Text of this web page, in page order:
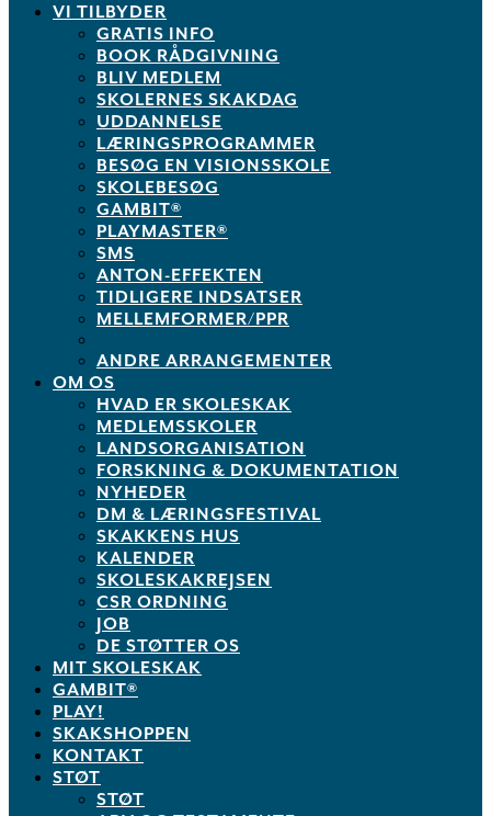
VI TILBYDER
GRATIS INFO
BOOK RÅDGIVNING
BLIV MEDLEM
SKOLERNES SKAKDAG
UDDANNELSE
LÆRINGSPROGRAMMER
BESØG EN VISIONSSKOLE
SKOLEBESØG
GAMBIT®
PLAYMASTER®
SMS
ANTON-EFFEKTEN
TIDLIGERE INDSATSER
MELLEMFORMER/PPR
ANDRE ARRANGEMENTER
OM OS
HVAD ER SKOLESKAK
MEDLEMSSKOLER
LANDSORGANISATION
FORSKNING & DOKUMENTATION
NYHEDER
DM & LÆRINGSFESTIVAL
SKAKKENS HUS
KALENDER
SKOLESKAKREJSEN
CSR ORDNING
JOB
DE STØTTER OS
MIT SKOLESKAK
GAMBIT®
PLAY!
SKAKSHOPPEN
KONTAKT
STØT
STØT